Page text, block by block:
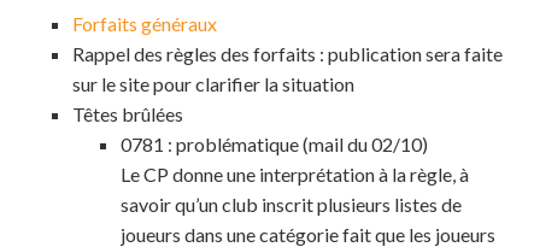
Forfaits généraux
Rappel des règles des forfaits : publication sera faite
sur le site pour clarifier la situation
Têtes brûlées
0781 : problématique (mail du 02/10)
Le CP donne une interprétation à la règle, à
savoir qu’un club inscrit plusieurs listes de
joueurs dans une catégorie fait que les joueurs